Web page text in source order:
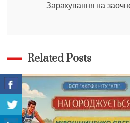
Зарахування на
Related Posts